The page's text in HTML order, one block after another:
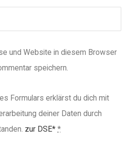
und Website in diesem Browser
speichern.
Formulars erklärst du dich mit
deiner Daten durch
zur DSE* *